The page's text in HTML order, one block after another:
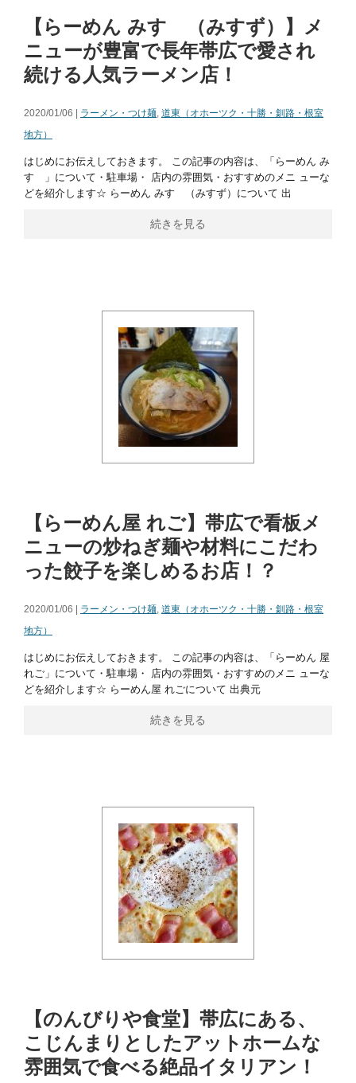
【らーめん みすゞ（みすず）】メ
ニューが豊富で長年帯広で愛され
続ける人気ラーメン店！
2020/01/06 | ラーメン・つけ麺, 道東（オホーツク・十勝・釧路・根室
地方）
はじめにお伝えしておきます。 この記事の内容は、「らーめん み
すゞ」について・駐車場・ 店内の雰囲気・おすすめのメニ ューな
どを紹介します☆ らーめん みすゞ（みすず）について 出
続きを見る
【らーめん屋 れご】帯広で看板メ
ニューの炒ねぎ麺や材料にこだわ
った餃子を楽しめるお店！？
2020/01/06 | ラーメン・つけ麺, 道東（オホーツク・十勝・釧路・根室
地方）
はじめにお伝えしておきます。 この記事の内容は、「らーめん 屋
れご」について・駐車場・ 店内の雰囲気・おすすめのメニ ューな
どを紹介します☆ らーめん屋 れごについて 出典元
続きを見る
【のんびりや食堂】帯広にある、
こじんまりとしたアットホームな
雰囲気で食べる絶品イタリアン！